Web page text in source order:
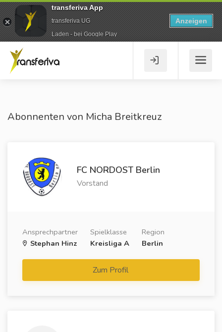
Abonnenten von Micha Breitkreuz
FC NORDOST Berlin
Vorstand
Ansprechpartner
Stephan Hinz
Spielklasse
Kreisliga A
Region
Berlin
Zum Profil
transferiva App
transferiva UG
Laden - bei Google Play
Anzeigen